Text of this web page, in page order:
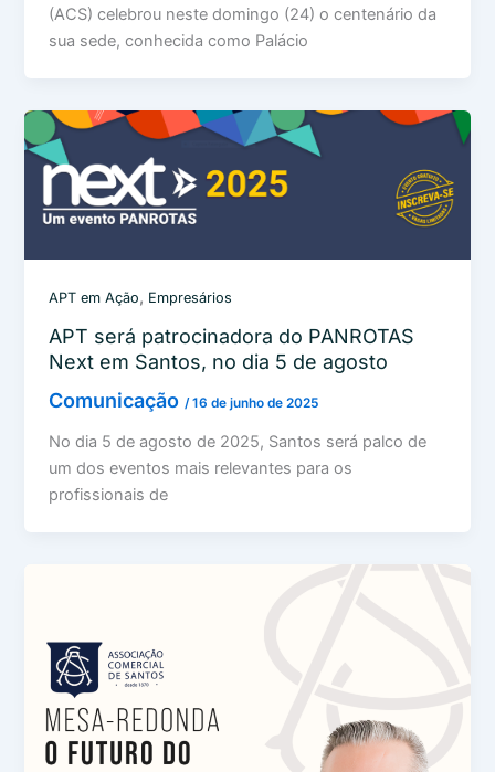
(ACS) celebrou neste domingo (24) o centenário da
sua sede, conhecida como Palácio
APT em Ação, Empresários
APT será patrocinadora do PANROTAS
Next em Santos, no dia 5 de agosto
Comunicação /16 de junho de 2025
No dia 5 de agosto de 2025, Santos será palco de
um dos eventos mais relevantes para os
profissionais de